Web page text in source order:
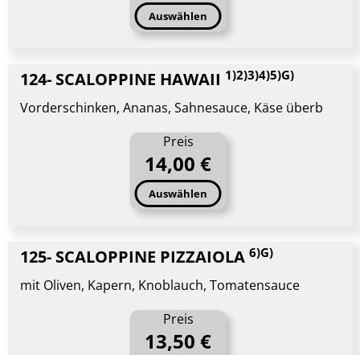
Auswählen
124- SCALOPPINE HAWAII 1)2)3)4)5)G)
Vorderschinken, Ananas, Sahnesauce, Käse überb
Preis
14,00 €
Auswählen
125- SCALOPPINE PIZZAIOLA 6)G)
mit Oliven, Kapern, Knoblauch, Tomatensauce
Preis
13,50 €